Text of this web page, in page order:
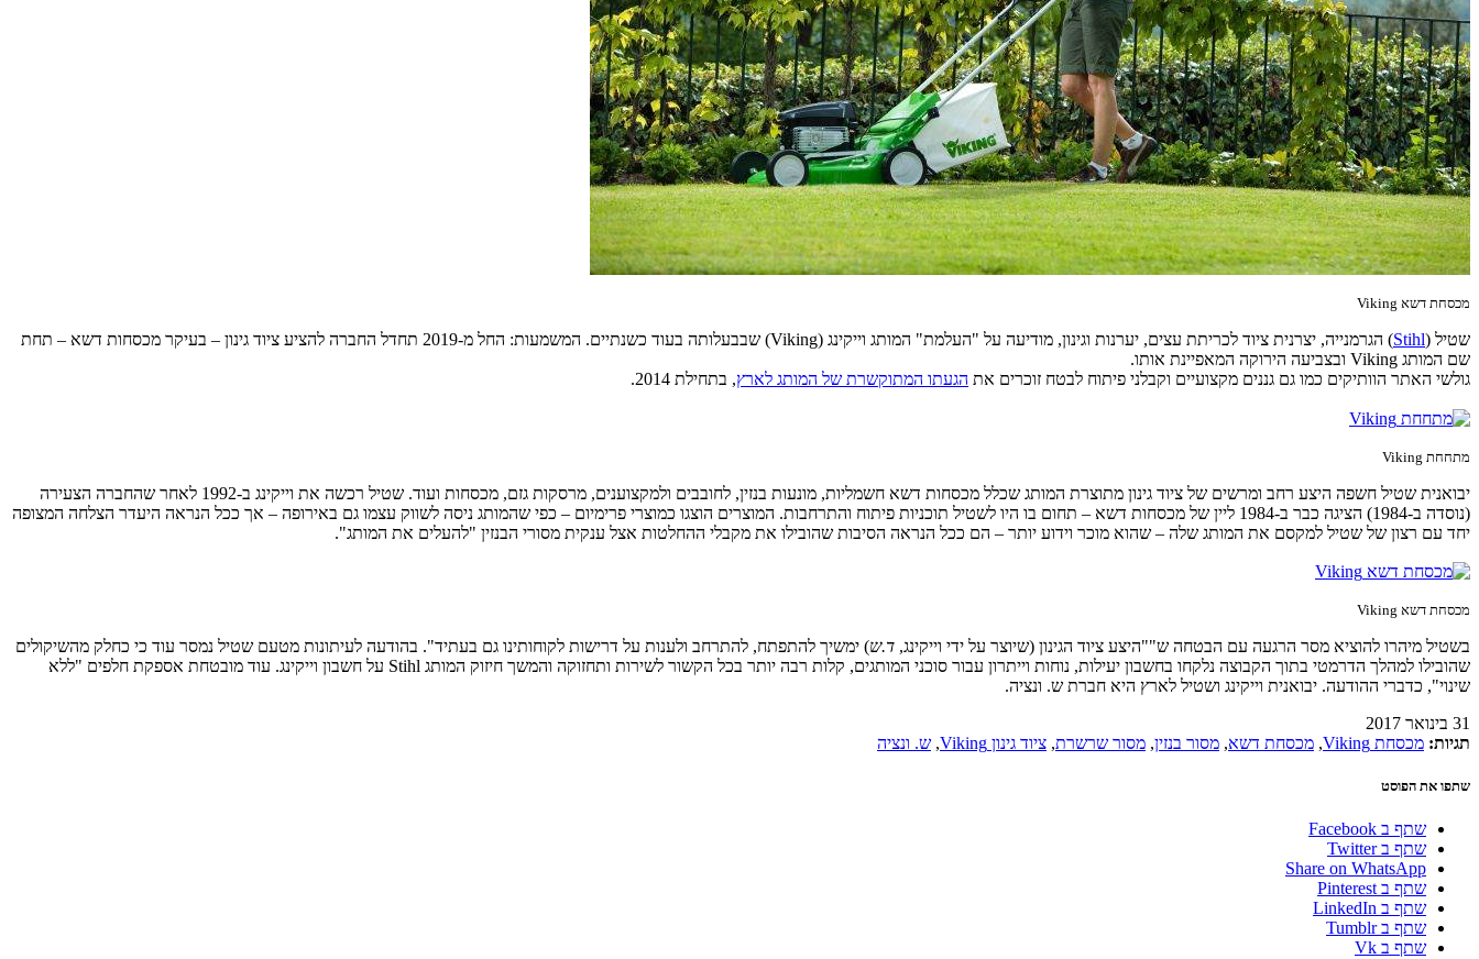
מכסחת דשא Viking
שטיל (Stihl
) הגרמנייה, יצרנית ציוד לכריתת עצים, יערנות וגינון, מודיעה על "העלמת" המותג וייקינג (Viking) שבבעלותה בעוד כשנתיים. המשמעות: החל מ-2019 תחדל החברה להציע ציוד גינון – בעיקר מכסחות דשא – תחת
שם המותג Viking ובצביעה הירוקה המאפיינת אותו.
גולשי האתר הוותיקים כמו גם גננים מקצועיים וקבלני פיתוח לבטח זוכרים את הגעתו המתוקשרת של המותג לארץ, בתחילת 2014.
מתחחת Viking
יבואנית שטיל חשפה היצע רחב ומרשים של ציוד גינון מתוצרת המותג שכלל מכסחות דשא חשמליות, מונעות בנזין, לחובבים ולמקצוענים, מרסקות גזם, מכסחות ועוד. שטיל רכשה את וייקינג ב-1992 לאחר שהחברה הצעירה
(נוסדה ב-1984) הציגה כבר ב-1984 ליין של מכסחות דשא – תחום בו היו לשטיל תוכניות פיתוח והתרחבות. המוצרים הוצגו כמוצרי פרימיום – כפי שהמותג ניסה לשווק עצמו גם באירופה – אך ככל הנראה היעדר הצלחה המצופה
יחד עם רצון של שטיל למקסם את המותג שלה – שהוא מוכר וידוע יותר – הם ככל הנראה הסיבות שהובילו את מקבלי ההחלטות אצל ענקית מסורי הבנזין "להעלים את המותג".
מכסחת דשא Viking
בשטיל מיהרו להוציא מסר הרגעה עם הבטחה ש""היצע ציוד הגינון (שיוצר על ידי וייקינג, ד.ש) ימשיך להתפתח, להתרחב ולענות על דרישות לקוחותינו גם בעתיד". בהודעה לעיתונות מטעם שטיל נמסר עוד כי כחלק מהשיקולים
שהובילו למהלך הדרמטי בתוך הקבוצה נלקחו בחשבון יעילות, נוחות וייתרון עבור סוכני המותגים, קלות רבה יותר בכל הקשור לשירות ותחזוקה והמשך חיזוק המותג Stihl על חשבון וייקינג. עוד מובטחת אספקת חלפים "ללא
שינוי", כדברי ההודעה. יבואנית וייקינג ושטיל לארץ היא חברת ש. ונציה.
31 בינואר 2017
תגיות: מכסחת Viking , מכסחת דשא, מסור בנזין, מסור שרשרת, ציוד גינון Viking , ש. ונציה
שתפו את הפוסט
שתף ב Facebook
שתף ב Twitter
Share on WhatsApp
שתף ב Pinterest
שתף ב LinkedIn
שתף ב Tumblr
שתף ב Vk